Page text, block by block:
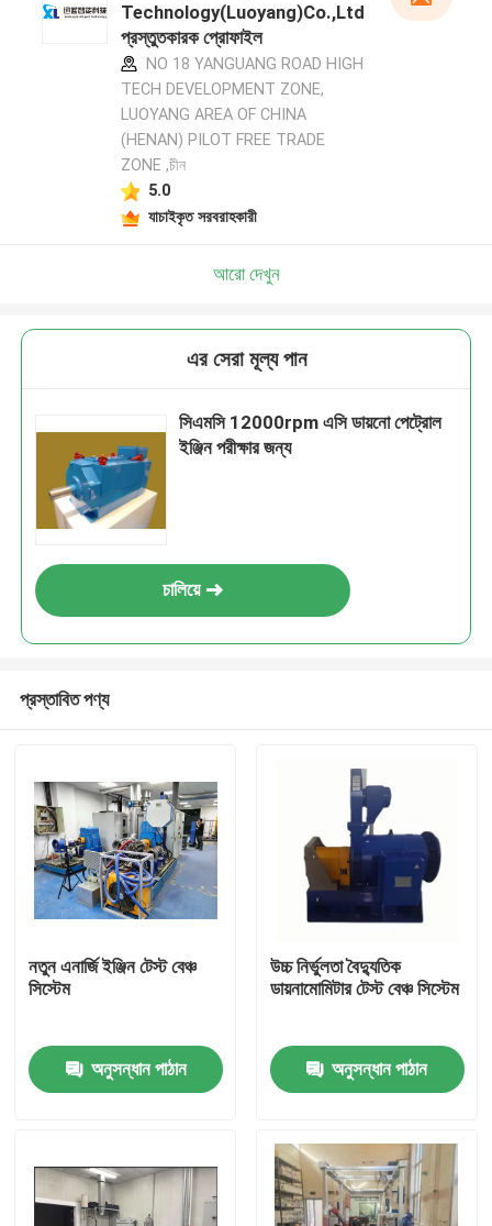
আমাদের সম্বন্ধে
Technology(Luoyang)Co.,Ltd
প্রস্তুতকারক প্রোফাইল
NO 18 YANGUANG ROAD HIGH
TECH DEVELOPMENT ZONE,
LUOYANG AREA OF CHINA
(HENAN) PILOT FREE TRADE
ZONE ,চীন
5.0
যাচাইকৃত সরবরাহকারী
আরো দেখুন
এর সেরা মূল্য পান
সিএমসি 12000rpm এসি ডায়নো পেট্রোল
ইঞ্জিন পরীক্ষার জন্য
চালিয়ে
প্রস্তাবিত পণ্য
নতুন এনার্জি ইঞ্জিন টেস্ট বেঞ্চ
সিস্টেম
অনুসন্ধান পাঠান
উচ্চ নির্ভুলতা বৈদ্যুতিক
ডায়নামোমিটার টেস্ট বেঞ্চ সিস্টেম
অনুসন্ধান পাঠান